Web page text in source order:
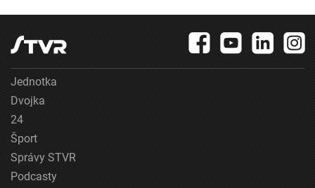
Jednotka
Dvojka
24
Šport
Správy STVR
Podcasty